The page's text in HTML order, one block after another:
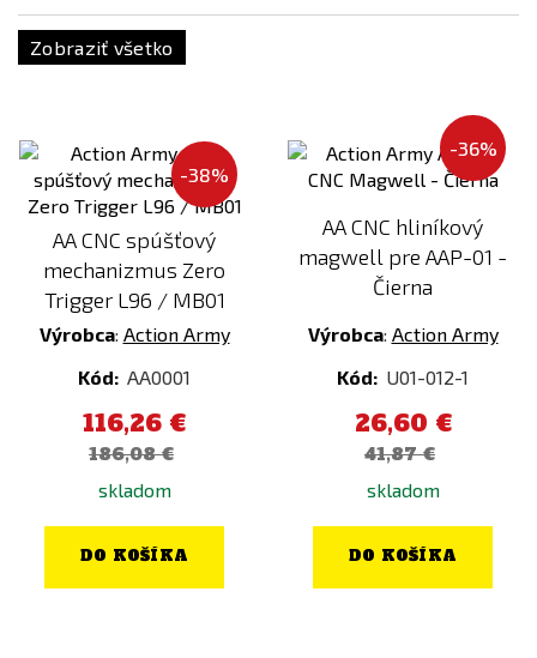
Zobraziť všetko
-38%
AA CNC spúšťový
mechanizmus Zero
Trigger L96 / MB01
Výrobca: Action Army
Kód: AA0001
116,26 €
186,08 €
skladom
DO KOŠÍKA
-36%
AA CNC hliníkový
magwell pre AAP-01 -
Čierna
Výrobca: Action Army
Kód: U01-012-1
26,60 €
41,87 €
skladom
DO KOŠÍKA